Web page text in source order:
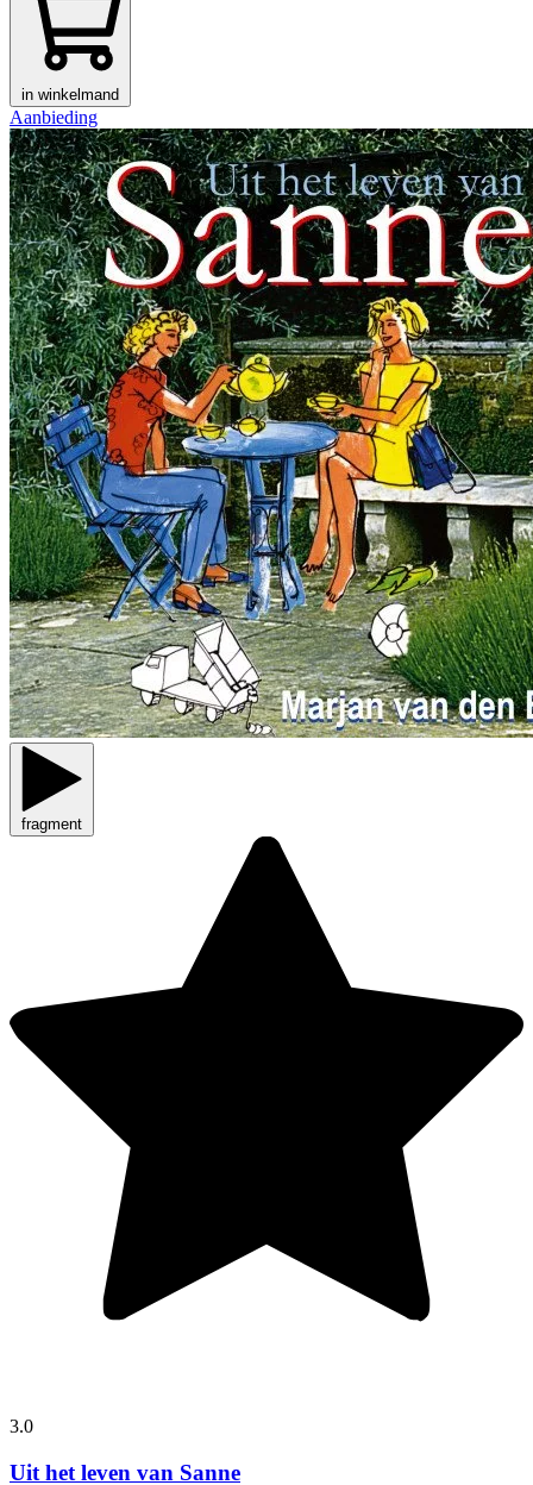
in winkelmand
Aanbieding
fragment
3.0
Uit het leven van Sanne